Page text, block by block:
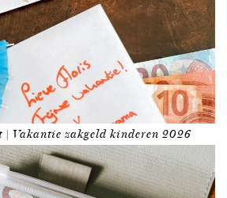
| Vakantie zakgeld kinderen 2026